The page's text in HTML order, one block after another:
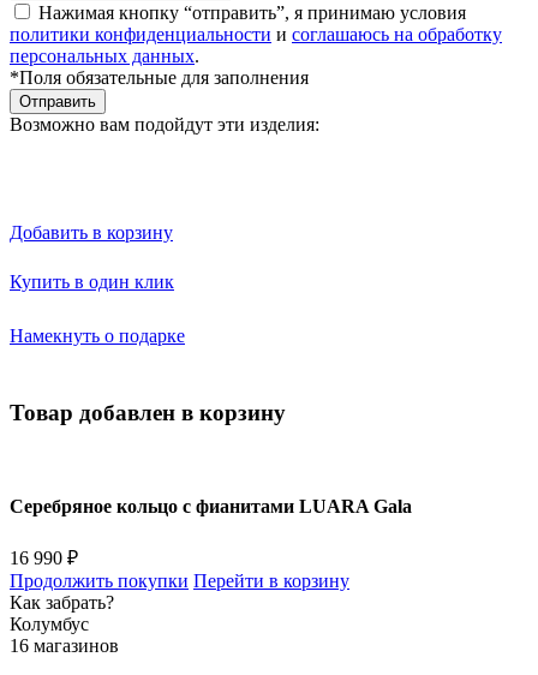
Нажимая кнопку “отправить”, я принимаю условия
политики конфиденциальности и соглашаюсь на обработку
персональных данных.
*Поля обязательные для заполнения
Отправить
Возможно вам подойдут эти изделия:
Добавить в корзину
Купить в один клик
Намекнуть о подарке
Товар добавлен в корзину
Серебряное кольцо с фианитами LUARA Gala
16 990 ₽
Продолжить покупки Перейти в корзину
Как забрать?
Колумбус
16 магазинов